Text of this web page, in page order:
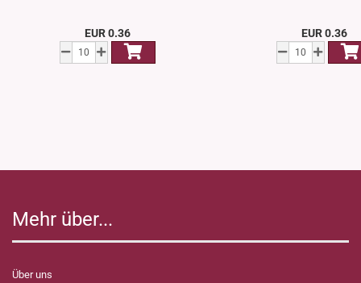
EUR 0.36 EUR 0.36
Mehr über...
Über uns